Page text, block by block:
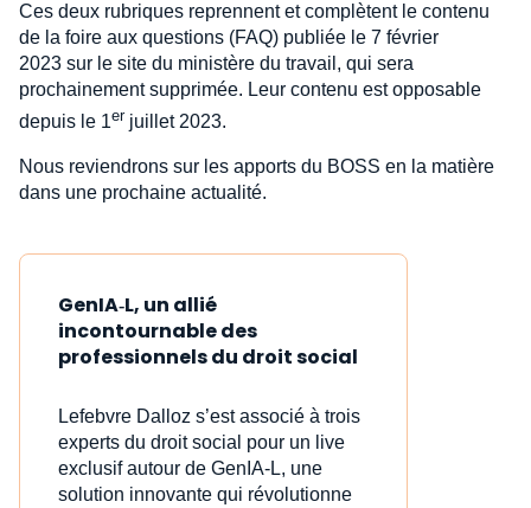
Ces deux rubriques reprennent et complètent le contenu
de la foire aux questions (FAQ) publiée le 7 février
2023 sur le site du ministère du travail, qui sera
prochainement supprimée. Leur contenu est opposable
depuis le 1er juillet 2023.
Nous reviendrons sur les apports du BOSS en la matière
dans une prochaine actualité.
GenIA‑L, un allié
incontournable des
professionnels du droit social
Lefebvre Dalloz s’est associé à trois
experts du droit social pour un live
exclusif autour de GenIA‑L, une
solution innovante qui révolutionne